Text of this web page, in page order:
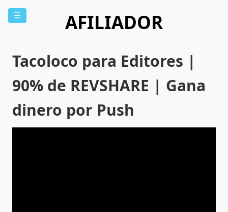
☰ AFILIADOR
Tacoloco para Editores |
90% de REVSHARE | Gana
dinero por Push